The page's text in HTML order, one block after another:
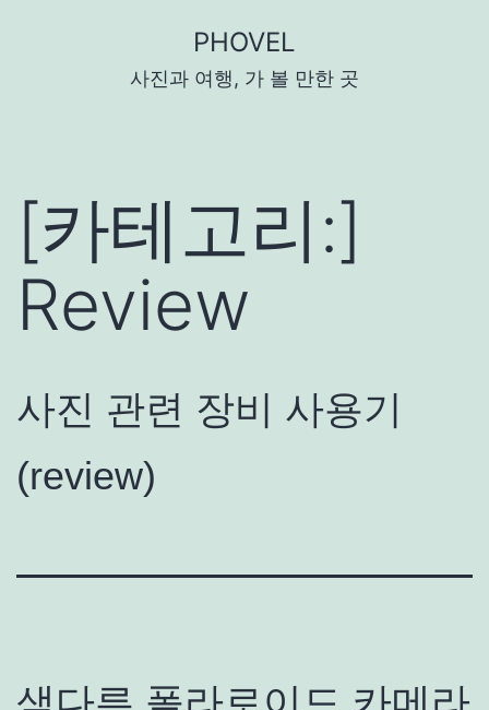
PHOVEL
사진과 여행, 가 볼 만한 곳
[카테고리:]
Review
사진 관련 장비 사용기
(review)